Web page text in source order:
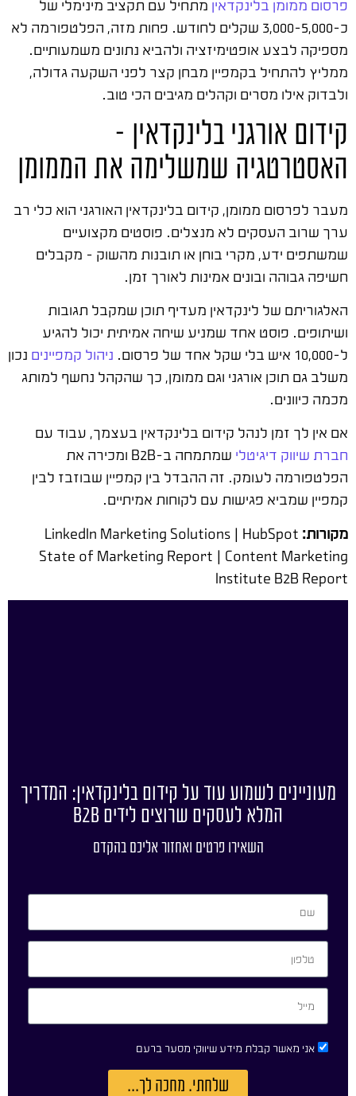
פרסום ממומן בלינקדאין מתחיל עם תקציב מינימלי של
כ-3,000-5,000 שקלים לחודש. פחות מזה, הפלטפורמה לא
מספיקה לבצע אופטימיזציה ולהביא נתונים משמעותיים.
ממליץ להתחיל בקמפיין מבחן קצר לפני השקעה גדולה,
ולבדוק אילו מסרים וקהלים מגיבים הכי טוב.
קידום אורגני בלינקדאין –
האסטרטגיה שמשלימה את הממומן
מעבר לפרסום ממומן, קידום בלינקדאין האורגני הוא כלי רב
ערך שרוב העסקים לא מנצלים. פוסטים מקצועיים
שמשתפים ידע, מקרי בוחן או תובנות מהשוק – מקבלים
חשיפה גבוהה ובונים אמינות לאורך זמן.
האלגוריתם של לינקדאין מעדיף תוכן שמקבל תגובות
ושיתופים. פוסט אחד שמניע שיחה אמיתית יכול להגיע
ל-10,000 איש בלי שקל אחד של פרסום.
ניהול קמפיינים נכון
משלב גם תוכן אורגני וגם ממומן, כך שהקהל נחשף למותג
מכמה כיוונים.
אם אין לך זמן לנהל קידום בלינקדאין בעצמך, עבוד עם
חברת שיווק דיגיטלי
שמתמחה ב-B2B ומכירה את
הפלטפורמה לעומק. זה ההבדל בין קמפיין שבוזבז לבין
קמפיין שמביא פגישות עם לקוחות אמיתיים.
מקורות: LinkedIn Marketing Solutions | HubSpot
State of Marketing Report | Content Marketing
Institute B2B Report
מעוניינים לשמוע עוד על קידום בלינקדאין: המדריך
המלא לעסקים שרוצים לידים B2B
השאירו פרטים ואחזור אליכם בהקדם
אני מאשר קבלת מידע שיווקי מסער ברעם
שלחתי. מחכה לך...